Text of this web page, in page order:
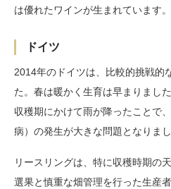
は優れたワインが生まれています。
ドイツ
2014年のドイツは、比較的挑戦的
た。春は暖かく生育は早まりまし
収穫期にかけて雨が降ったことで
病）の発生が大きな問題となりまし
リースリングは、特に収穫時期の
選果と慎重な畑管理を行った生産